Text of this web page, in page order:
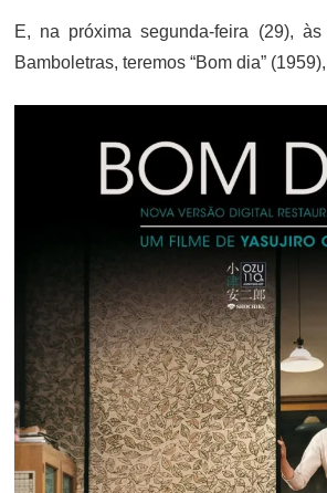
E, na próxima segunda-feira (29),
Bamboletras, teremos “Bom dia”